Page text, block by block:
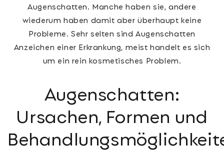
Augenschatten. Manche haben sie, andere
wiederum haben damit aber überhaupt keine
Probleme. Sehr selten sind Augenschatten
Anzeichen einer Erkrankung, meist handelt es sich
um ein rein kosmetisches Problem.
Augenschatten:
Ursachen, Formen und